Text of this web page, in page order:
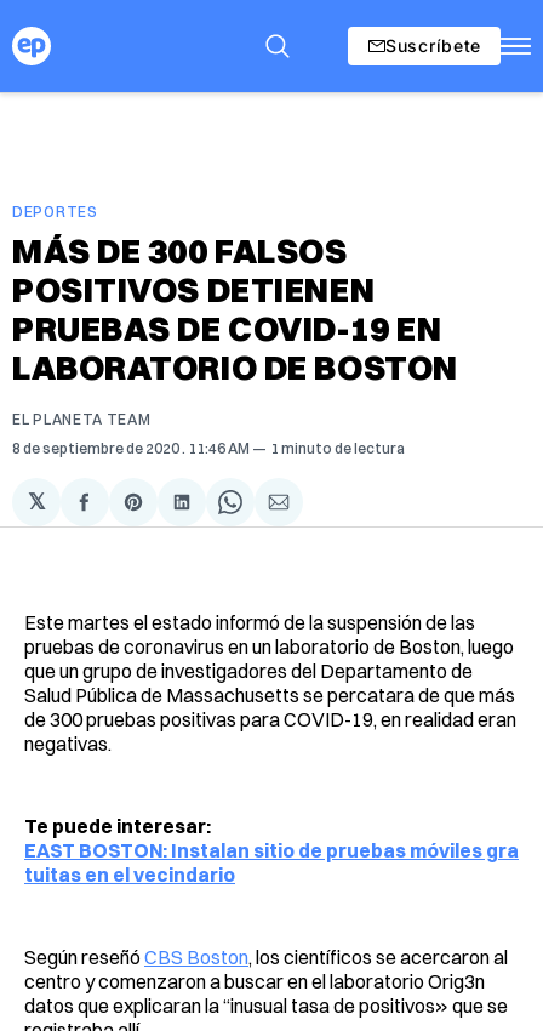
Suscríbete
DEPORTES
MÁS DE 300 FALSOS
POSITIVOS DETIENEN
PRUEBAS DE COVID-19 EN
LABORATORIO DE BOSTON
EL PLANETA TEAM
8 de septiembre de 2020 . 11:46 AM 1 minuto de lectura
𝕏
Compartir
en
Share
on
Compartir
en
Share
on
Compartir
via
Este martes el estado informó de la suspensión de las
pruebas de coronavirus en un laboratorio de Boston, luego
que un grupo de investigadores del Departamento de
Salud Pública de Massachusetts se percatara de que más
de 300 pruebas positivas para COVID-19, en realidad eran
negativas.
Te puede interesar:
EAST BOSTON: Instalan sitio de pruebas móviles gra
tuitas en el vecindario
Según reseñó CBS Boston, los científicos se acercaron al
centro y comenzaron a buscar en el laboratorio Orig3n
datos que explicaran la “inusual tasa de positivos» que se